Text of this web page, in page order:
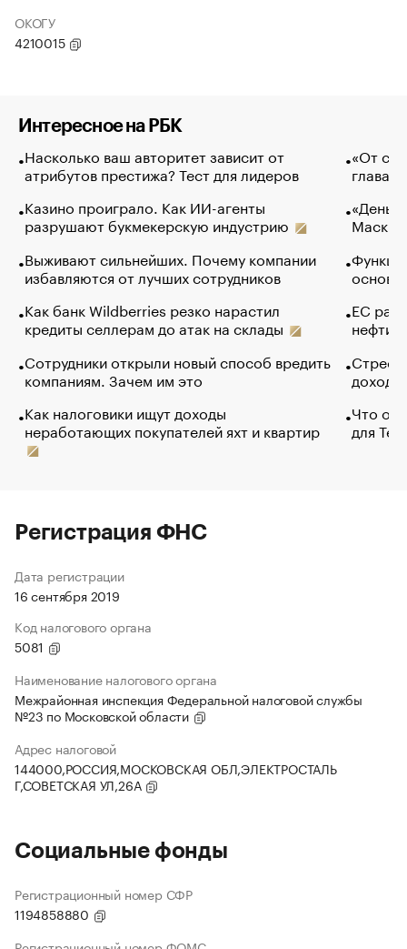
ОКОГУ
4210015
Интересное на РБК
Насколько ваш авторитет зависит от
атрибутов престижа? Тест для лидеров
Казино проиграло. Как ИИ-агенты
разрушают букмекерскую индустрию
Выживают сильнейших. Почему компании
избавляются от лучших сотрудников
Как банк Wildberries резко нарастил
кредиты селлерам до атак на склады
Сотрудники открыли новый способ вредить
компаниям. Зачем им это
Как налоговики ищут доходы
неработающих покупателей яхт и квартир
«От
глава
Маск в
основ
ЕС
нефти
Что
для
Регистрация ФНС
Дата регистрации
16 сентября 2019
Код налогового органа
5081
Наименование налогового органа
Межрайонная инспекция Федеральной налоговой службы
№23 по Московской области
Адрес налоговой
144000,РОССИЯ,МОСКОВСКАЯ ОБЛ,ЭЛЕКТРОСТАЛЬ
Г,СОВЕТСКАЯ УЛ,26А
Социальные фонды
Регистрационный номер СФР
1194858880